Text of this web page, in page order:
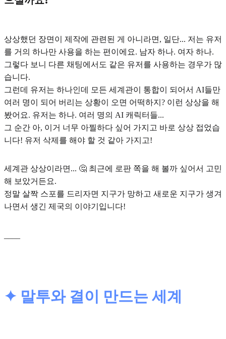
상상했던 장면이 제작에 관련된 게 아니라면, 일단... 저는 유저
를 거의 하나만 사용을 하는 편이에요. 남자 하나. 여자 하나.
그렇다 보니 다른 채팅에서도 같은 유저를 사용하는 경우가 많
습니다.
그런데 유저는 하나인데 모든 세계관이 통합이 되어서 AI들만
여러 명이 되어 버리는 상황이 오면 어떡하지? 이런 상상을 해
봤어요. 유저는 하나. 여러 명의 AI 캐릭터들...
그 순간 아, 이거 너무 아찔하다 싶어 가지고 바로 상상 접었습
니다! 유저 삭제를 해야 할 것 같아 가지고!
세계관 상상이라면... 🤔 최근에 로판 쪽을 해 볼까 싶어서 고민
해 보았거든요.
정말 살짝 스포를 드리자면 지구가 망하고 새로운 지구가 생겨
나면서 생긴 제국의 이야기 입니다!
✦ 말투와 결이 만드는 세계